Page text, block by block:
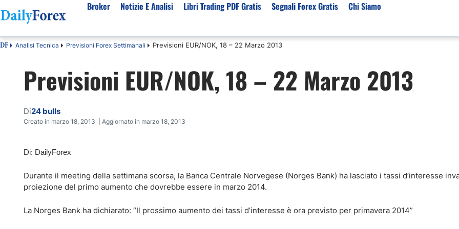
Broker
Bot Trading Automatico
Trading Bonus Senza Deposito
Consob Lista Broker Autorizzati
Broker No Esma
Broker con Spread 0
Migliori Broker Forex
Broker con Leva Alta
Segnali Trading
Copy Trading Forex
Notizie E Analisi
Quotazione EUR USD Real Time
Previsioni S&P500 Oggi
Previsioni Nasdaq 100 Oggi
Previsione Quotazione XAUUSD Oro
Tutte le Valute Disponibili
Tutti gli Indici Disponibili
Previsioni Forex Oggi
Mercato Azionario Oggi
Libri Trading PDF Gratis Segnali Forex Gratis Chi Siamo
Chi Siamo
Politica editoriale
Come Guadagniamo Soldi
La Nostra Metodologia
Perché Fidarsi di Noi
DF Analisi Tecnica Previsioni Forex Settimanali Previsioni EUR/NOK, 18 – 22 Marzo 2013
Previsioni EUR/NOK, 18 – 22 Marzo 2013
Di24 bulls
Creato in marzo 18, 2013 | Aggiornato in marzo 18, 2013
Di: DailyForex
Durante il meeting della settimana scorsa, la Banca Centrale Norvegese (Norges Bank) ha lasciato i tassi d’interesse
proiezione del primo aumento che dovrebbe essere in marzo 2014.
La Norges Bank ha dichiarato: “Il prossimo aumento dei tassi d’interesse è ora previsto per primavera 2014”